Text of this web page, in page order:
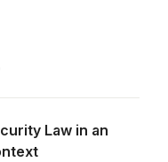
Law in an